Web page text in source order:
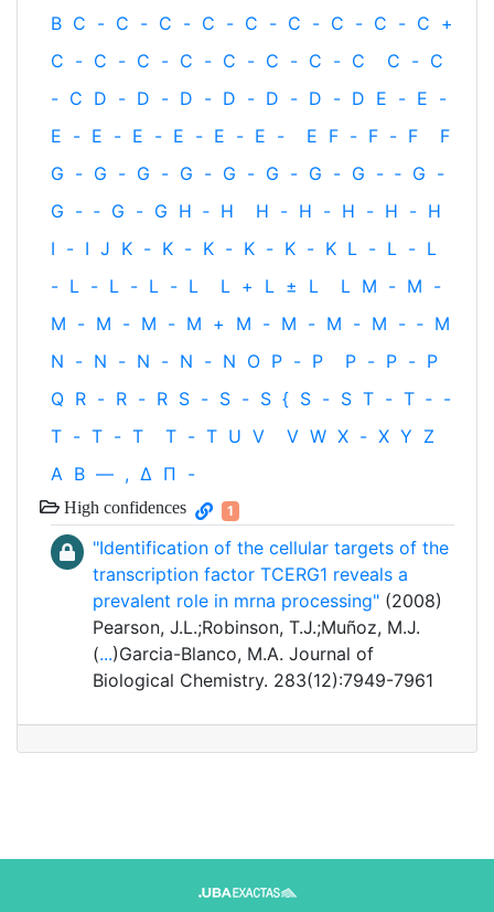
B C - C - C - C - C - C - C - C - C +
C - C - C - C - C - C - C - C C - C
- C D - D - D - D - D - D - D E - E -
E - E - E - E - E - E - E F - F - F
F
G - G - G - G - G - G - G - G - ‐ G -
G - ‐ G - G H ‐ H H - H - H - H - H
I - I J K - K - K - K - K - K L - L - L
- L - L - L - L L + L ± L L M - M -
M - M - M - M + M - M - M - M - ‐ M
N - N - N - N - N O P - P P - P - P
Q R - R - R S - S - S { S - S T - T ‐ -
T - T - T T - T U V V W X - X Y Z
Α Β — , Δ Π -
High confidences 1
"Identification of the cellular targets of the
transcription factor TCERG1 reveals a
prevalent role in mrna processing" (2008)
Pearson, J.L.;Robinson, T.J.;Muñoz, M.J.
(...)Garcia-Blanco, M.A. Journal of
Biological Chemistry. 283(12):7949-7961